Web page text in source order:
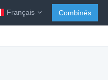
Français Combinés